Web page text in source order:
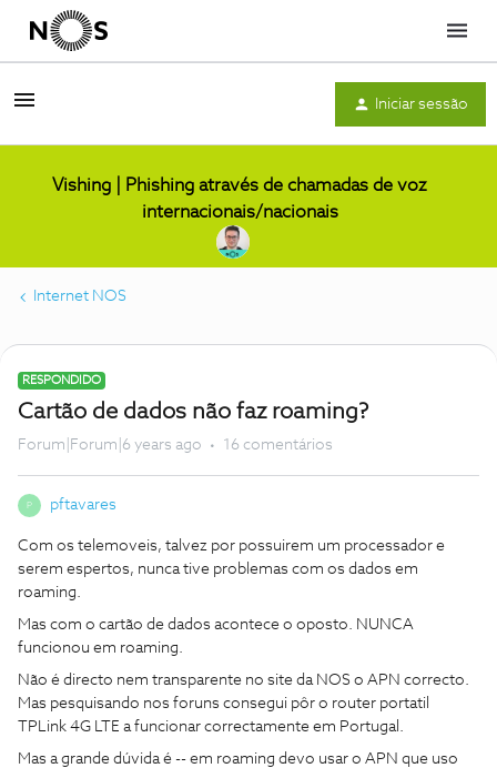
Menu
Iniciar sessão
Vishing | Phishing através de chamadas de voz
internacionais/nacionais
Internet NOS
RESPONDIDO
Cartão de dados não faz roaming?
Forum|Forum|6 years ago 16 comentários
P pftavares
Com os telemoveis, talvez por possuirem um processador e
serem espertos, nunca tive problemas com os dados em
roaming.
Mas com o cartão de dados acontece o oposto. NUNCA
funcionou em roaming.
Não é directo nem transparente no site da NOS o APN correcto.
Mas pesquisando nos foruns consegui pôr o router portatil
TPLink 4G LTE a funcionar correctamente em Portugal.
Mas a grande dúvida é -- em roaming devo usar o APN que uso